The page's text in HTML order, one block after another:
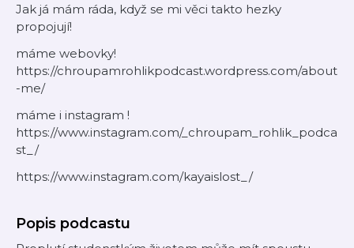
Jak já mám ráda, když se mi věci takto hezky
propojují!
máme webovky!
https://chroupamrohlikpodcast.wordpress.com/about
-me/
máme i instagram !
https://www.instagram.com/_chroupam_rohlik_podca
st_/
https://www.instagram.com/kayaislost_/
Popis podcastu